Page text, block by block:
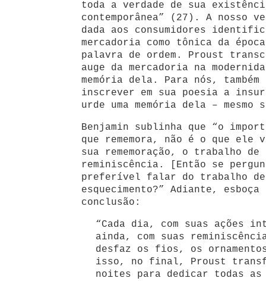
toda a verdade de sua
contemporânea” (27). A nosso
dada aos consumidores
mercadoria como tônica da
palavra de ordem. Proust
auge da mercadoria na
memória dela. Para nós,
inscrever em sua poesia a
urde uma memória dela –
Benjamin sublinha que “o
que rememora, não é o que ele
sua rememoração, o trabalho de
reminiscência. [Então se
preferível falar do trabalho de
esquecimento?” Adiante, esboça
conclusão:
“Cada dia, com suas ações
ainda, com suas
desfaz os fios, os
isso, no final, Proust
noites para dedicar todas as